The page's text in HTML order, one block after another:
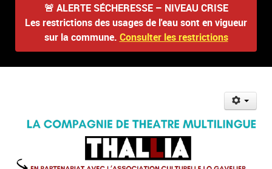
🚨 ALERTE SÉCHERESSE – NIVEAU CRISE
Les restrictions des usages de l'eau sont en vigueur
sur la commune. Consulter les restrictions